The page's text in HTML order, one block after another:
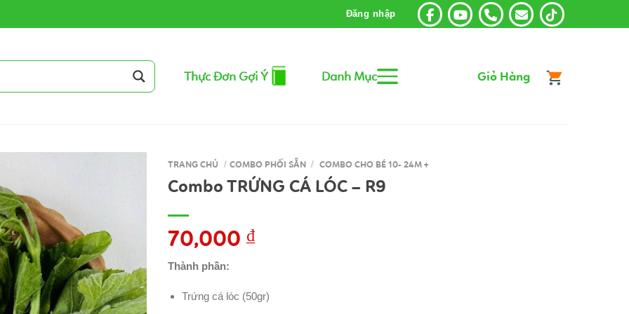
Đăng nhập
Thực Đơn Gợi Ý Danh Mục Giỏ Hàng
TRANG CHỦ / COMBO PHỐI SẴN / COMBO CHO BÉ 10- 24M +
Combo TRỨNG CÁ LÓC – R9
70,000 ₫
Thành phần:
Trứng cá lóc (50gr)